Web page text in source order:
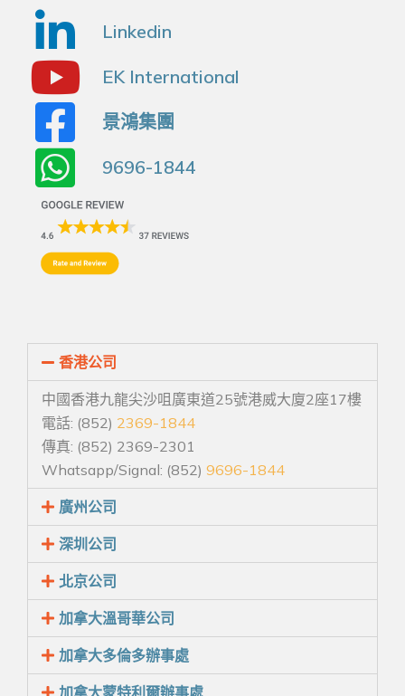
Linkedin
EK International
景鴻集團
9696-1844
香港公司
中國香港九龍尖沙咀廣東道25號港威大廈2座17樓
電話: (852) 2369-1844
傳真: (852) 2369-2301
Whatsapp/Signal: (852) 9696-1844
廣州公司
深圳公司
北京公司
加拿大溫哥華公司
加拿大多倫多辦事處